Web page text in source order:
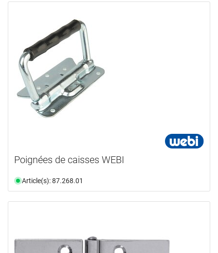
Poignées de caisses WEBI
Article(s): 87.268.01